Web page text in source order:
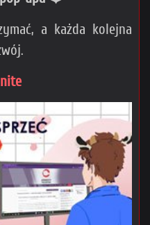
a każda kolejna